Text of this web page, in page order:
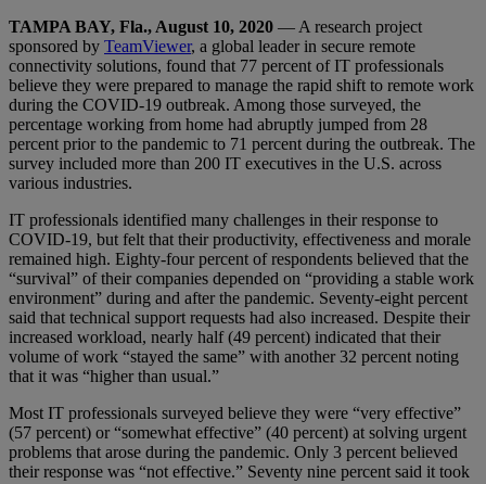
TAMPA BAY, Fla., August 10, 2020 — A research project
sponsored by TeamViewer, a global leader in secure remote
connectivity solutions, found that 77 percent of IT professionals
believe they were prepared to manage the rapid shift to remote work
during the COVID-19 outbreak. Among those surveyed, the
percentage working from home had abruptly jumped from 28
percent prior to the pandemic to 71 percent during the outbreak. The
survey included more than 200 IT executives in the U.S. across
various industries.
IT professionals identified many challenges in their response to
COVID-19, but felt that their productivity, effectiveness and morale
remained high. Eighty-four percent of respondents believed that the
“survival” of their companies depended on “providing a stable work
environment” during and after the pandemic. Seventy-eight percent
said that technical support requests had also increased. Despite their
increased workload, nearly half (49 percent) indicated that their
volume of work “stayed the same” with another 32 percent noting
that it was “higher than usual.”
Most IT professionals surveyed believe they were “very effective”
(57 percent) or “somewhat effective” (40 percent) at solving urgent
problems that arose during the pandemic. Only 3 percent believed
their response was “not effective.” Seventy nine percent said it took